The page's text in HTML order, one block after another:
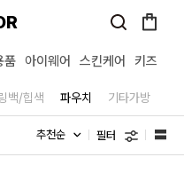
품 아이웨어 스킨케어 키즈
백/힙색 파우치 기타가방
필터